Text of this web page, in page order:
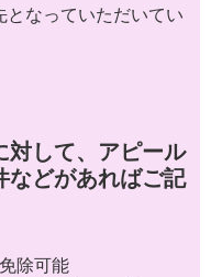
となっていただいてい
対して、アピール
などがあればご記
除可能